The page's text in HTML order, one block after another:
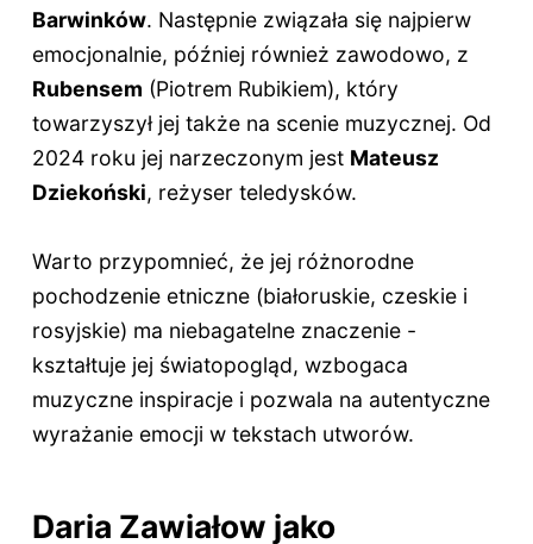
Barwinków. Następnie związała się najpierw
emocjonalnie, później również zawodowo, z
Rubensem (Piotrem Rubikiem), który
towarzyszył jej także na scenie muzycznej. Od
2024 roku jej narzeczonym jest Mateusz
Dziekoński, reżyser teledysków.
Warto przypomnieć, że jej różnorodne
pochodzenie etniczne (białoruskie, czeskie i
rosyjskie) ma niebagatelne znaczenie -
kształtuje jej światopogląd, wzbogaca
muzyczne inspiracje i pozwala na autentyczne
wyrażanie emocji w tekstach utworów.
Daria Zawiałow jako